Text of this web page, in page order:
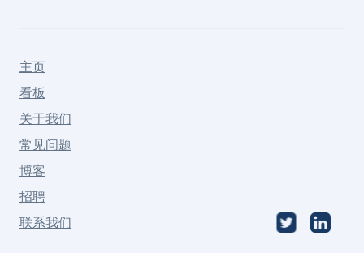
主页
看板
关于我们
常见问题
博客
招聘
联系我们